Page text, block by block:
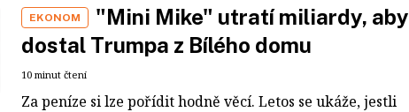
EKONOM
"Mini Mike" utratí miliardy, aby
dostal Trumpa z Bílého domu
10 minut čtení
Za peníze si lze pořídit hodně věcí. Letos se ukáže, jestli